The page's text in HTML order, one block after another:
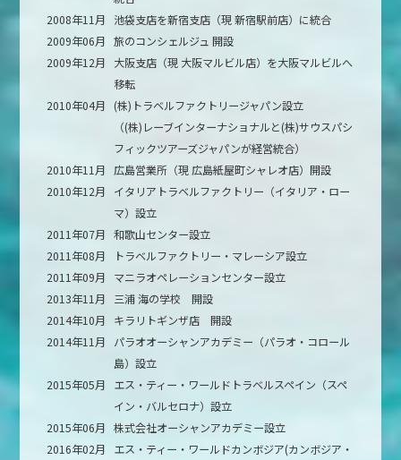
2008年11月
池袋支店を新宿支店（現 新宿駅前店）に統合
2009年06月 旅のコンシェルジュ 開設
2009年12月
大阪支店（現 大阪マルビル店）を大阪マルビルへ
移転
2010年04月 (株)トラベルファクトリージャパン設立
（(株)レーブインターナショナルと(株)サウスパシ
フィックツアーズジャパンが経営統合）
2010年11月 広島営業所（現 広島紙屋町シャレオ店）開設
2010年12月
イタリアトラベルファクトリー（イタリア・ロー
マ）設立
2011年07月 和歌山センター設立
2011年08月
トラベルファクトリー・マレーシア設立
2011年09月
マニラオペレーションセンター設立
2013年11月
三浦 海の学校 開設
2014年10月
キラリトギンザ店 開設
2014年11月
パラオオーシャンアカデミー（パラオ・コロール
島）設立
2015年05月
エス・ティー・ワールドトラベルスペイン（スペ
イン・バルセロナ）設立
2015年06月 株式会社オーシャンアカデミー設立
2016年02月
エス・ティー・ワールドカンボジア(カンボジア・